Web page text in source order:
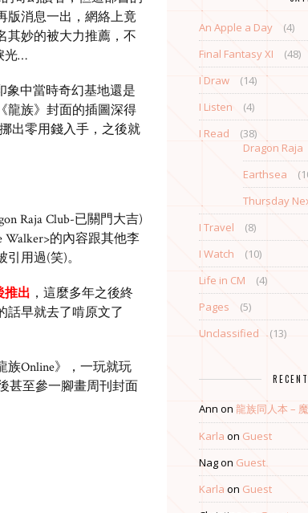
版消息一出，網絡上竟
其妙的被大力推薦，不
光…
象中當時奇幻基地還是
龍族》封面的插圖深得
出零用錢入手，之後就
Raja Club-已關門大吉)
Walker>的內容跟其他李
用過(笑)。
推出 ，這麼多年之後終
話早就去了啃原文了
Online》，一玩就玩
甚至參一腳畫周刊封面
An Apple a Day
(4)
Final Fantasy XI
(48)
I Draw
(14)
I Listen
(4)
I Read
(38)
Dragon Raja
Earthsea
Thursday
I Travel
(8)
I Watch
(10)
Life in CM
(4)
Pages
(5)
Unclassified
(13)
Ann on 龍族同人本 –
Karla on Guest
Nagon Guest
Karla on Guest